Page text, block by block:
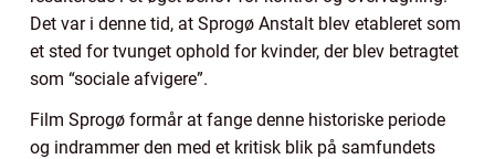
Det var i denne tid, at Sprogø Anstalt blev etableret som
et sted for tvunget ophold for kvinder, der blev betragtet
som “sociale afvigere”.
Film Sprogø formår at fange denne historiske periode
og indrammer den med et kritisk blik på samfundets